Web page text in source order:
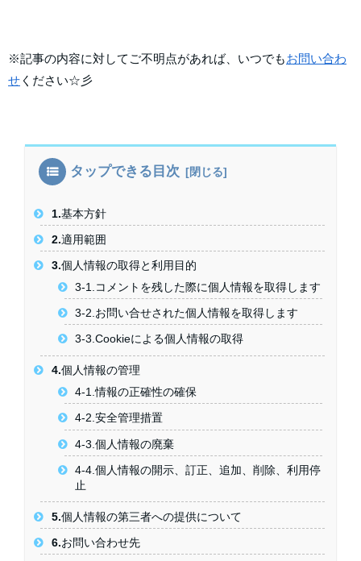
※記事の内容に対してご不明点があれば、いつでもお問い合わ
せ ください☆彡
タップできる目次
1.基本方針
2.適用範囲
3.個人情報の取得と利用目的
3-1.コメントを残した際に個人情報を取得します
3-2.お問い合せされた個人情報を取得します
3-3.Cookieによる個人情報の取得
4.個人情報の管理
4-1.情報の正確性の確保
4-2.安全管理措置
4-3.個人情報の廃棄
4-4.個人情報の開示、訂正、追加、削除、利用停
止
5.個人情報の第三者への提供について
6.お問い合わせ先